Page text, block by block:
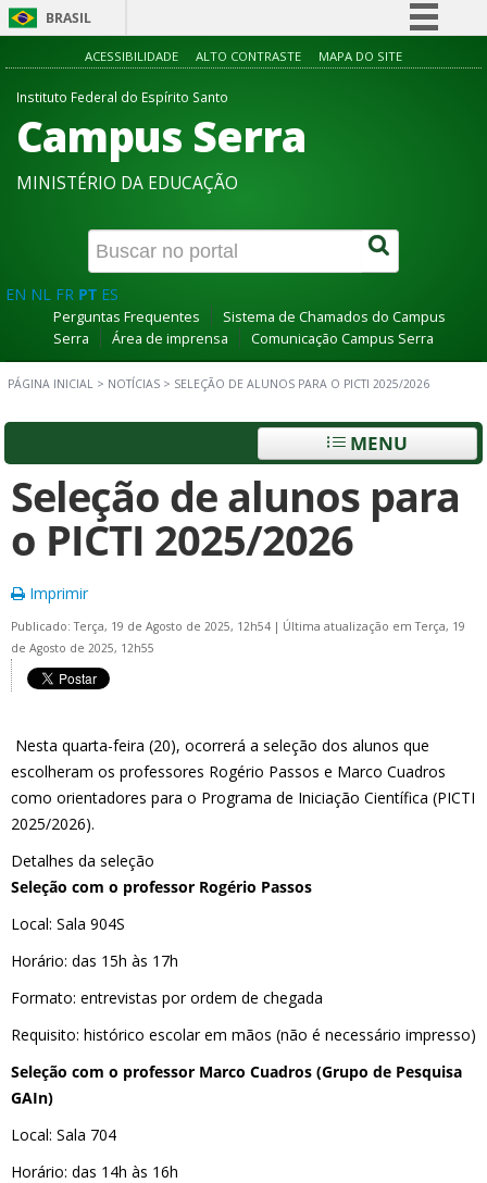
BRASIL
Simplifique!
Acesso à informação
Canais
ACESSIBILIDADE ALTO CONTRASTE MAPA DO SITE
Instituto Federal do Espírito Santo
Campus Serra
MINISTÉRIO DA EDUCAÇÃO
EN NL FR PT ES
Perguntas Frequentes
Sistema de Chamados do Campus
Serra
Área de imprensa Comunicação Campus Serra
PÁGINA INICIAL > NOTÍCIAS > SELEÇÃO DE ALUNOS PARA O PICTI 2025/2026
MENU
Seleção de alunos para
o PICTI 2025/2026
Imprimir
Publicado: Terça, 19 de Agosto de 2025, 12h54 | Última atualização em Terça, 19
de Agosto de 2025, 12h55
Nesta quarta-feira (20), ocorrerá a seleção dos alunos que
escolheram os professores Rogério Passos e Marco Cuadros
como orientadores para o Programa de Iniciação Científica (PICTI
2025/2026).
Detalhes da seleção
Seleção com o professor Rogério Passos
Local: Sala 904S
Horário: das 15h às 17h
Formato: entrevistas por ordem de chegada
Requisito: histórico escolar em mãos (não é necessário impresso)
Seleção com o professor Marco Cuadros (Grupo de Pesquisa
GAIn)
Local: Sala 704
Horário: das 14h às 16h